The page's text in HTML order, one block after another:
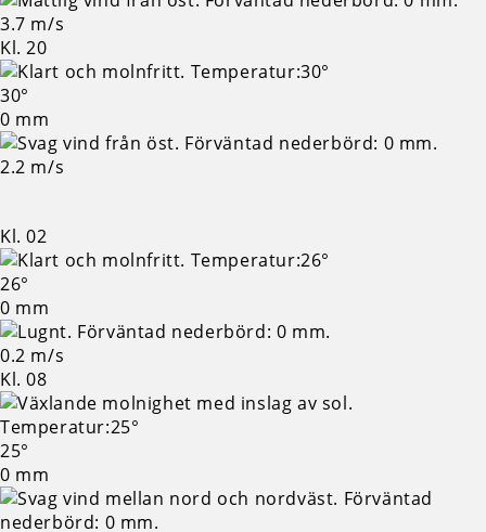
3.7 m/s
Kl. 20
30°
0 mm
2.2 m/s
Kl. 02
26°
0 mm
0.2 m/s
Kl. 08
25°
0 mm